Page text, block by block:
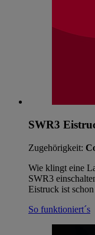
SWR3
Zugehörigkeit:
Wie klingt eine
SWR3
Eistruck ist
So funktioniert´s